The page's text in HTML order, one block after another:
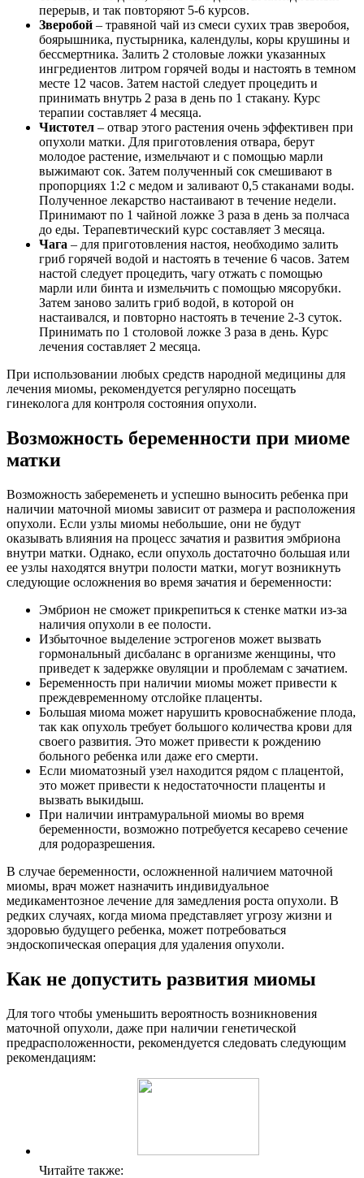
перерыв, и так повторяют 5-6 курсов.
Зверобой – травяной чай из смеси сухих трав зверобоя,
боярышника, пустырника, календулы, коры крушины и
бессмертника. Залить 2 столовые ложки указанных
ингредиентов литром горячей воды и настоять в темном
месте 12 часов. Затем настой следует процедить и
принимать внутрь 2 раза в день по 1 стакану. Курс
терапии составляет 4 месяца.
Чистотел – отвар этого растения очень эффективен при
опухоли матки. Для приготовления отвара, берут
молодое растение, измельчают и с помощью марли
выжимают сок. Затем полученный сок смешивают в
пропорциях 1:2 с медом и заливают 0,5 стаканами воды.
Полученное лекарство настаивают в течение недели.
Принимают по 1 чайной ложке 3 раза в день за полчаса
до еды. Терапевтический курс составляет 3 месяца.
Чага – для приготовления настоя, необходимо залить
гриб горячей водой и настоять в течение 6 часов. Затем
настой следует процедить, чагу отжать с помощью
марли или бинта и измельчить с помощью мясорубки.
Затем заново залить гриб водой, в которой он
настаивался, и повторно настоять в течение 2-3 суток.
Принимать по 1 столовой ложке 3 раза в день. Курс
лечения составляет 2 месяца.
При использовании любых средств народной медицины для
лечения миомы, рекомендуется регулярно посещать
гинеколога для контроля состояния опухоли.
Возможность беременности при миоме
матки
Возможность забеременеть и успешно выносить ребенка при
наличии маточной миомы зависит от размера и расположения
опухоли. Если узлы миомы небольшие, они не будут
оказывать влияния на процесс зачатия и развития эмбриона
внутри матки. Однако, если опухоль достаточно большая или
ее узлы находятся внутри полости матки, могут возникнуть
следующие осложнения во время зачатия и беременности:
Эмбрион не сможет прикрепиться к стенке матки из-за
наличия опухоли в ее полости.
Избыточное выделение эстрогенов может вызвать
гормональный дисбаланс в организме женщины, что
приведет к задержке овуляции и проблемам с зачатием.
Беременность при наличии миомы может привести к
преждевременному отслойке плаценты.
Большая миома может нарушить кровоснабжение плода,
так как опухоль требует большого количества крови для
своего развития. Это может привести к рождению
больного ребенка или даже его смерти.
Если миоматозный узел находится рядом с плацентой,
это может привести к недостаточности плаценты и
вызвать выкидыш.
При наличии интрамуральной миомы во время
беременности, возможно потребуется кесарево сечение
для родоразрешения.
В случае беременности, осложненной наличием маточной
миомы, врач может назначить индивидуальное
медикаментозное лечение для замедления роста опухоли. В
редких случаях, когда миома представляет угрозу жизни и
здоровью будущего ребенка, может потребоваться
эндоскопическая операция для удаления опухоли.
Как не допустить развития миомы
Для того чтобы уменьшить вероятность возникновения
маточной опухоли, даже при наличии генетической
предрасположенности, рекомендуется следовать следующим
рекомендациям:
Читайте также: